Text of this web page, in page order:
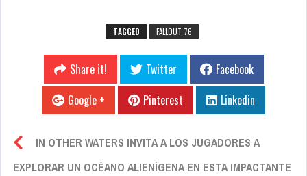
TAGGED FALLOUT 76
Share it! Twitter
Facebook
Google +
Pinterest Linkedin
IN OTHER WATERS INVITA A LOS JUGADORES A
EXPLORAR UN OCÉANO ALIENÍGENA EN ESTA IMPACTANTE